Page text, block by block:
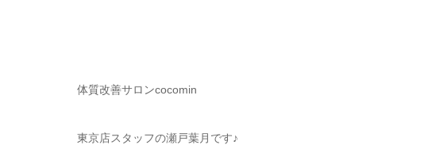
体質改善サロンcocomin
東京店スタッフの瀬戸葉月です♪